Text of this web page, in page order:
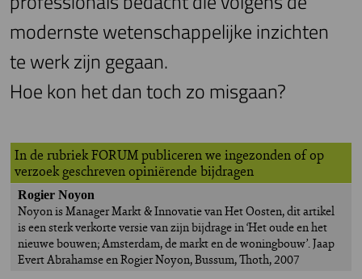
modernste wetenschappelijke inzichten
te werk zijn gegaan.
Hoe kon het dan toch zo misgaan?
In de rubriek FORUM publiceren we ingezonden of op
verzoek geschreven opiniërende bijdragen
Rogier Noyon
Noyon is Manager Markt & Innovatie van Het Oosten, dit artikel
is een sterk verkorte versie van zijn bijdrage in ‘Het oude en het
nieuwe bouwen; Amsterdam, de markt en de woningbouw’. Jaap
Evert Abrahamse en Rogier Noyon, Bussum, Thoth, 2007